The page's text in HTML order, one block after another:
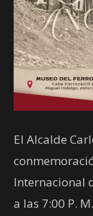
El Alcalde
Internacional
a las 7:00 P.